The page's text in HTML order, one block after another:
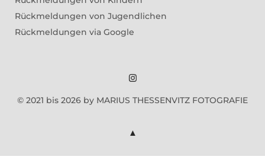
Rückmeldungen von Jugendlichen
Rückmeldungen via Google
Marius
Instagram
© 2021 bis 2026 by MARIUS THESSENVITZ FOTOGRAFIE